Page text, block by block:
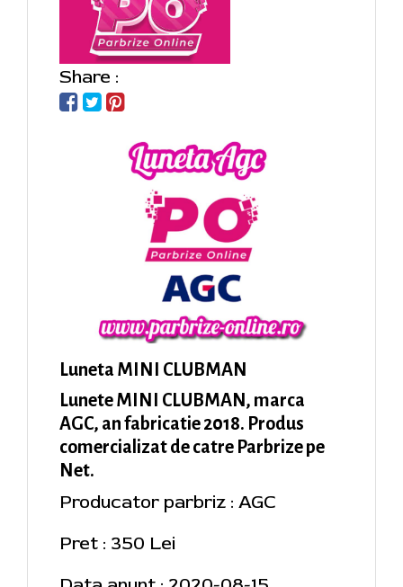
Share :
Luneta MINI CLUBMAN
Lunete MINI CLUBMAN, marca
AGC, an fabricatie 2018. Produs
comercializat de catre Parbrize pe
Net.
Producator parbriz : AGC
Pret : 350 Lei